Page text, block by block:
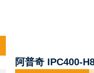
阿普奇 IPC400-